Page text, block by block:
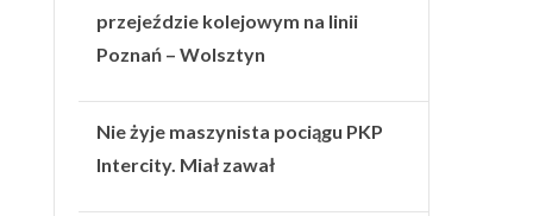
przejeździe kolejowym na linii
Poznań – Wolsztyn
Nie żyje maszynista pociągu PKP
Intercity. Miał zawał